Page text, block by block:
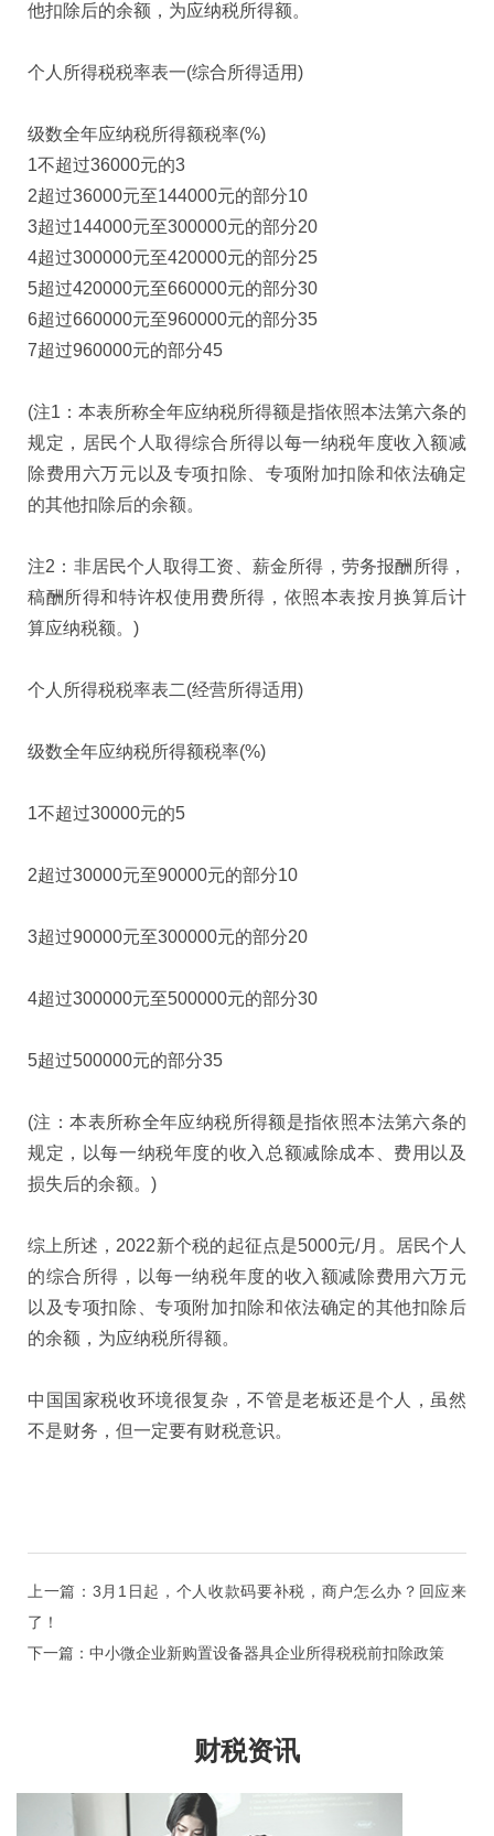
他扣除后的余额，为应纳税所得额。
个人所得税税率表一(综合所得适用)
级数全年应纳税所得额税率(%)
1不超过36000元的3
2超过36000元至144000元的部分10
3超过144000元至300000元的部分20
4超过300000元至420000元的部分25
5超过420000元至660000元的部分30
6超过660000元至960000元的部分35
7超过960000元的部分45
(注1：本表所称全年应纳税所得额是指依照本法第六条的
规定，居民个人取得综合所得以每一纳税年度收入额减
除费用六万元以及专项扣除、专项附加扣除和依法确定
的其他扣除后的余额。
注2：非居民个人取得工资、薪金所得，劳务报酬所得，
稿酬所得和特许权使用费所得，依照本表按月换算后计
算应纳税额。)
个人所得税税率表二(经营所得适用)
级数全年应纳税所得额税率(%)
1不超过30000元的5
2超过30000元至90000元的部分10
3超过90000元至300000元的部分20
4超过300000元至500000元的部分30
5超过500000元的部分35
(注：本表所称全年应纳税所得额是指依照本法第六条的
规定，以每一纳税年度的收入总额减除成本、费用以及
损失后的余额。)
综上所述，2022新个税的起征点是5000元/月。居民个人
的综合所得，以每一纳税年度的收入额减除费用六万元
以及专项扣除、专项附加扣除和依法确定的其他扣除后
的余额，为应纳税所得额。
中国国家税收环境很复杂，不管是老板还是个人，虽然
不是财务，但一定要有财税意识。
上一篇：3月1日起，个人收款码要补税，商户怎么办？回应来
了！
下一篇：中小微企业新购置设备器具企业所得税税前扣除政策
财税资讯